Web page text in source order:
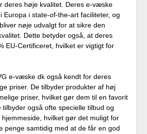
deres høje kvalitet. Deres e-væske
Europa i state-of-the-art faciliteter, og
nøje udvalgt for at sikre den
Dette betyder også, at deres
EU-Certificeret, hvilket er vigtigt for
e-væske dk også kendt for deres
priser. De tilbyder produkter af høj
priser, hvilket gør dem til en favorit
tilbyder også ofte specielle tilbud og
hvilket gør det muligt for
penge samtidig med at de får en god